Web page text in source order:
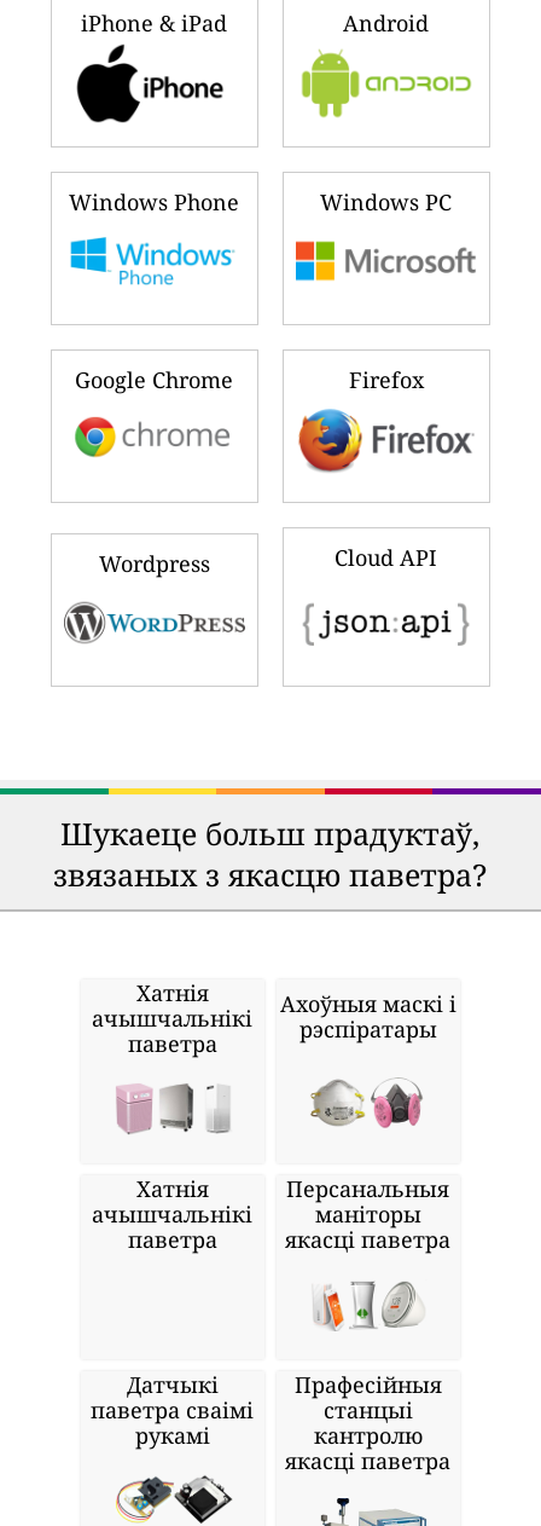
iPhone & iPad Android
Windows Phone Windows PC
Google Chrome Firefox
Wordpress Cloud API
Шукаеце больш прадуктаў,
звязаных з якасцю паветра?
Хатнія
ачышчальнікі
паветра
Ахоўныя маскі і
рэспіратары
Хатнія
ачышчальнікі
паветра
Персанальныя
маніторы
якасці паветра
Датчыкі
паветра сваімі
рукамі
Прафесійныя
станцыі
кантролю
якасці паветра